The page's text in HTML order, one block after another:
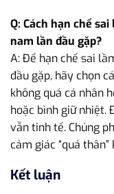
Q: Cách hạn chế
nam lần đầu gặp?
A: Để hạn chế sai
đầu gặp, hãy chọn
không quá cá nhân
hoặc bình giữ nhiệt.
vẫn tinh tế. Chúng
cảm giác “quá
Kết luận